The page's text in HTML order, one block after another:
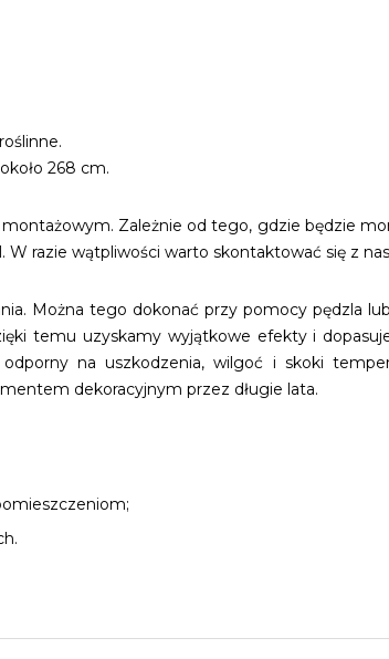
268 cm.
Zależnie od tego, gdzie będzie
razie wątpliwości warto skontaktować się z
Można tego dokonać przy pomocy pędzla
temu uzyskamy wyjątkowe efekty i
na uszkodzenia, wilgoć i skoki
dekoracyjnym przez długie lata.